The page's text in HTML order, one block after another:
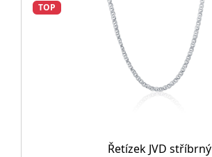
TOP
Řetízek JVD stříbrný